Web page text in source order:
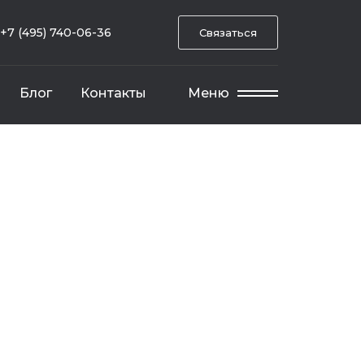
+7 (495) 740-06-36 Связаться
Блог Контакты Меню